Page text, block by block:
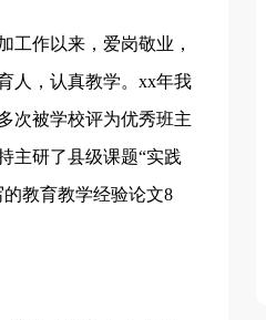
工作以来，爱岗敬业，
人，认真教学。xx年我
次被学校评为优秀班主
主研了县级课题“实践
教育教学经验论文8